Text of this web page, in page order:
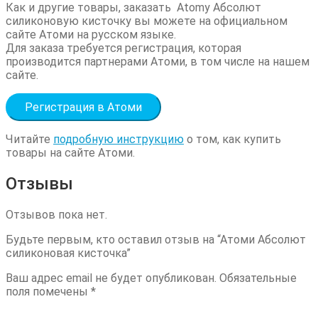
Как и другие товары, заказать Atomy Абсолют
силиконовую кисточку вы можете на официальном
сайте Атоми на русском языке.
Для заказа требуется регистрация, которая
производится партнерами Атоми, в том числе на нашем
сайте.
Регистрация в Атоми
Читайте подробную инструкцию о том, как купить
товары на сайте Атоми.
Отзывы
Отзывов пока нет.
Будьте первым, кто оставил отзыв на “Атоми Абсолют
силиконовая кисточка”
Ваш адрес email не будет опубликован. Обязательные
поля помечены *